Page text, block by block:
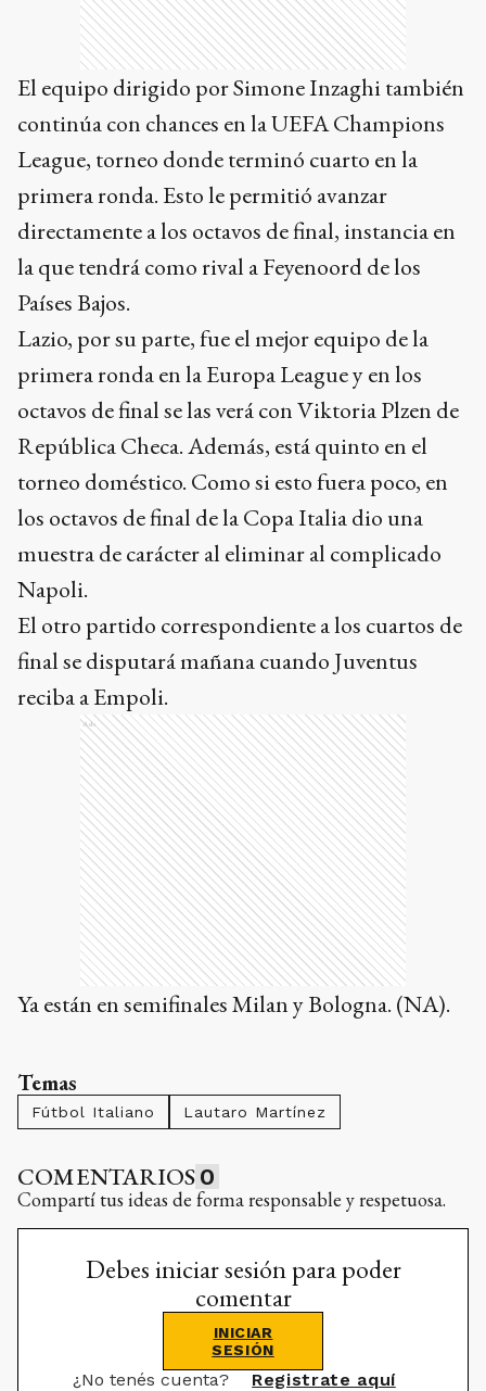
El equipo dirigido por Simone Inzaghi también
continúa con chances en la UEFA Champions
League, torneo donde terminó cuarto en la
primera ronda. Esto le permitió avanzar
directamente a los octavos de final, instancia en
la que tendrá como rival a Feyenoord de los
Países Bajos.
Lazio, por su parte, fue el mejor equipo de la
primera ronda en la Europa League y en los
octavos de final se las verá con Viktoria Plzen de
República Checa. Además, está quinto en el
torneo doméstico. Como si esto fuera poco, en
los octavos de final de la Copa Italia dio una
muestra de carácter al eliminar al complicado
Napoli.
El otro partido correspondiente a los cuartos de
final se disputará mañana cuando Juventus
reciba a Empoli.
Ads
Ya están en semifinales Milan y Bologna. (NA).
Temas
Fútbol Italiano Lautaro Martínez
COMENTARIOS 0
Compartí tus ideas de forma responsable y respetuosa.
Debes iniciar sesión para poder
comentar
INICIAR
SESIÓN
¿No tenés cuenta? Registrate aquí